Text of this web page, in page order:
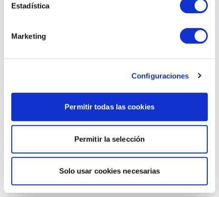
Estadística
Marketing
Configuraciones
Permitir todas las cookies
Permitir la selección
Solo usar cookies necesarias